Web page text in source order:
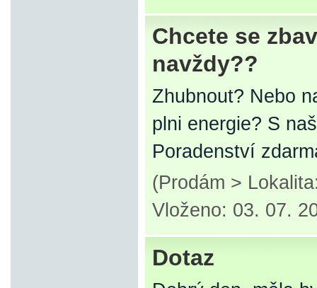
Chcete se
navždy??
Zhubnout? Nebo
plni energie? S
Poradenství
(Prodám >
Vloženo: 03. 07.
Dotaz